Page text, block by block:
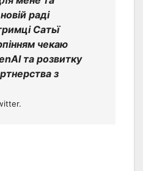
раді
Сатьї
чекаю
та розвитку
з